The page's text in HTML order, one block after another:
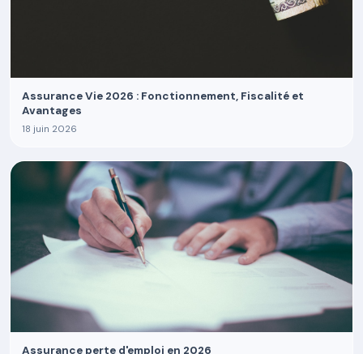
Assurance Vie 2026 : Fonctionnement, Fiscalité et
Avantages
18 juin 2026
Assurance perte d'emploi en 2026